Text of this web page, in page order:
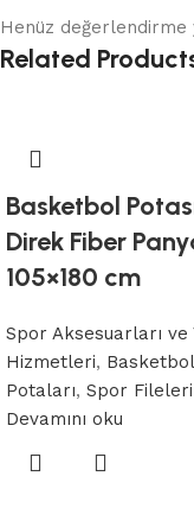
Henüz değerlendirme
Related
Basketbol
Direk Fiber
105×180 cm
Spor Aksesuarları ve
Hizmetleri, Basketbol
Potaları, Spor Fileleri
Devamını oku